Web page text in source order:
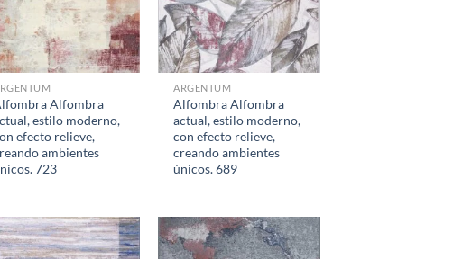
Alfombra
estilo moderno,
efecto relieve,
ambientes
723
ARGENTUM
Alfombra Alfombra
actual, estilo moderno,
con efecto relieve,
creando ambientes
únicos. 689